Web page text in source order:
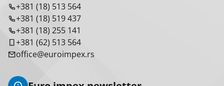
+381 (18) 513 564
+381 (18) 519 437
+381 (18) 255 141
+381 (62) 513 564
office@euroimpex.rs